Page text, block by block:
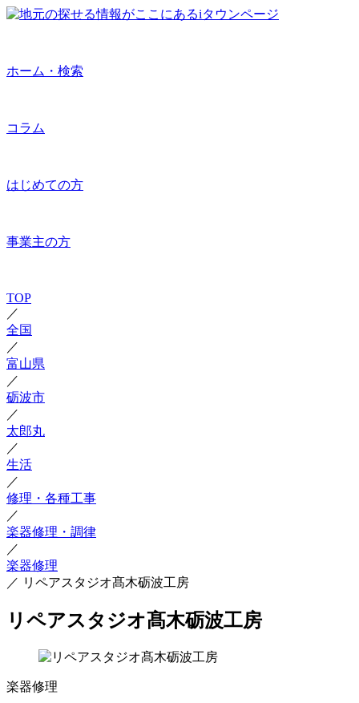
ホーム・検索
コラム
はじめての方
事業主の方
TOP
／
全国
／
富山県
／
砺波市
／
太郎丸
／
生活
／
修理・各種工事
／
楽器修理・調律
／
楽器修理
／ リペアスタジオ髙木砺波工房
リペアスタジオ髙木砺波工房
楽器修理